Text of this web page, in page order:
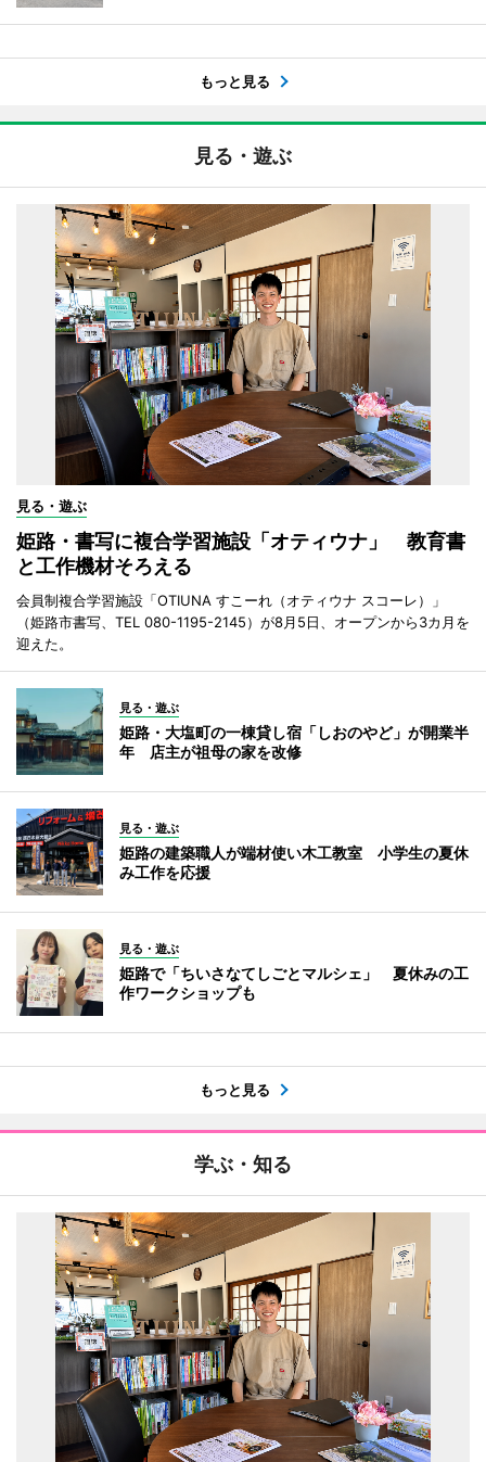
もっと見る
見る・遊ぶ
見る・遊ぶ
姫路・書写に複合学習施設「オティウナ」 教育書
と工作機材そろえる
会員制複合学習施設「OTIUNA すこーれ（オティウナ スコーレ）」
（姫路市書写、TEL 080-1195-2145）が8月5日、オープンから3カ月を
迎えた。
見る・遊ぶ
姫路・大塩町の一棟貸し宿「しおのやど」が開業半
年 店主が祖母の家を改修
見る・遊ぶ
姫路の建築職人が端材使い木工教室 小学生の夏休
み工作を応援
見る・遊ぶ
姫路で「ちいさなてしごとマルシェ」 夏休みの工
作ワークショップも
もっと見る
学ぶ・知る